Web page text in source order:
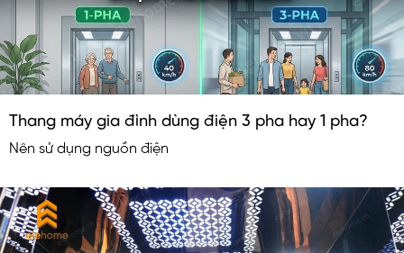
Thang máy gia đình dùng điện 3 pha hay 1 pha?
Nên sử dụng nguồn điện